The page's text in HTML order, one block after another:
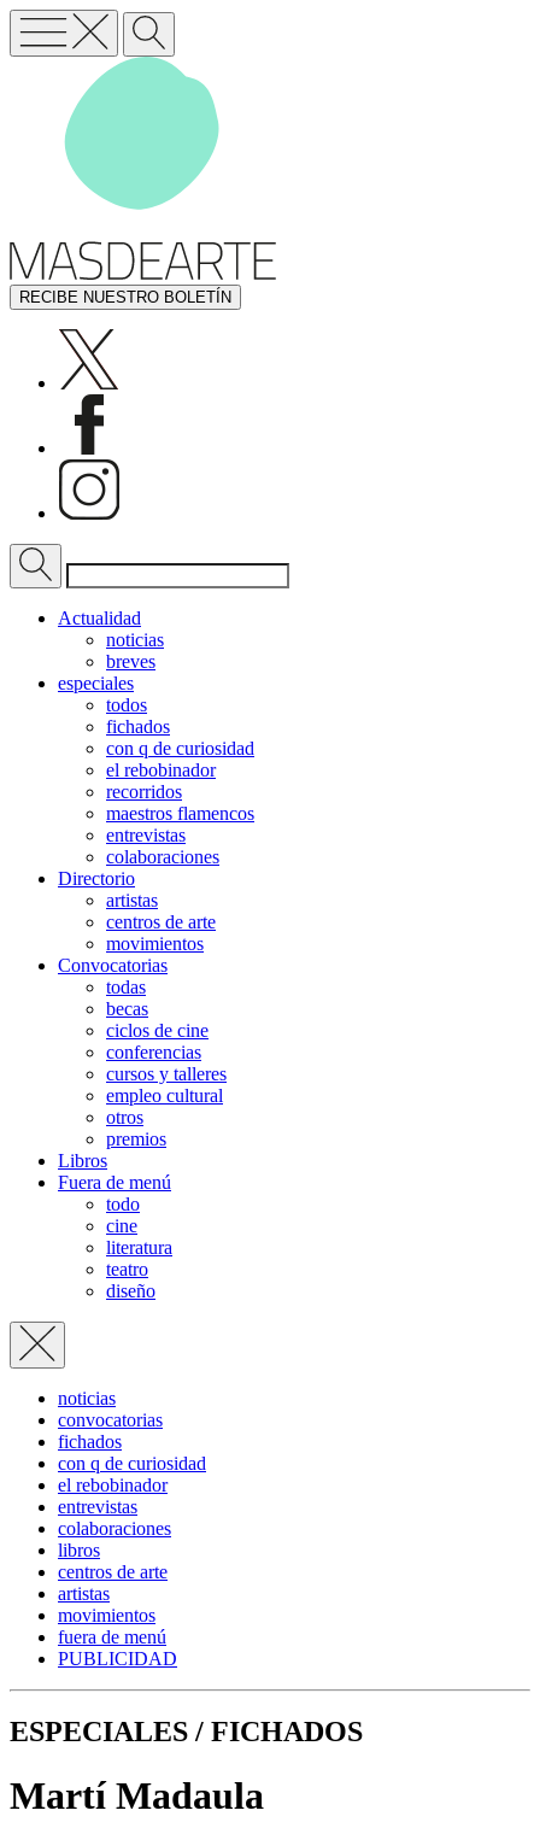
RECIBE NUESTRO BOLETÍN
Actualidad
noticias
breves
especiales
todos
fichados
con q de curiosidad
el rebobinador
recorridos
maestros flamencos
entrevistas
colaboraciones
Directorio
artistas
centros de arte
movimientos
Convocatorias
todas
becas
ciclos de cine
conferencias
cursos y talleres
empleo cultural
otros
premios
Libros
Fuera de menú
todo
cine
literatura
teatro
diseño
noticias
convocatorias
fichados
con q de curiosidad
el rebobinador
entrevistas
colaboraciones
libros
centros de arte
artistas
movimientos
fuera de menú
PUBLICIDAD
ESPECIALES / FICHADOS
Martí Madaula